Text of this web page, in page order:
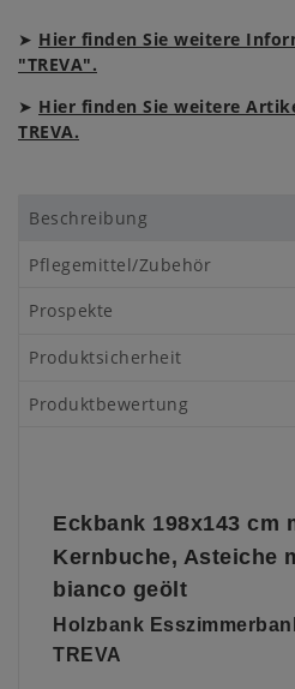
➤ Hier finden Sie weitere
"TREVA".
➤ Hier finden Sie weitere
TREVA.
Beschreibung
Pflegemittel/Zubehör
Prospekte
Produktsicherheit
Produktbewertung
Eckbank 198x143 cm
Kernbuche, Asteiche
bianco geölt
Holzbank
TREVA